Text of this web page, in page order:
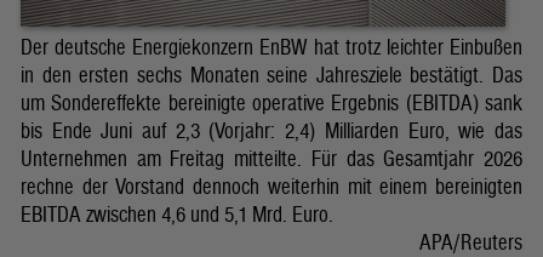
Der deutsche Energiekonzern EnBW hat trotz leichter Einbußen
in den ersten sechs Monaten seine Jahresziele bestätigt. Das
um Sondereffekte bereinigte operative Ergebnis (EBITDA) sank
bis Ende Juni auf 2,3 (Vorjahr: 2,4) Milliarden Euro, wie das
Unternehmen am Freitag mitteilte. Für das Gesamtjahr 2026
rechne der Vorstand dennoch weiterhin mit einem bereinigten
EBITDA zwischen 4,6 und 5,1 Mrd. Euro.
APA/Reuters